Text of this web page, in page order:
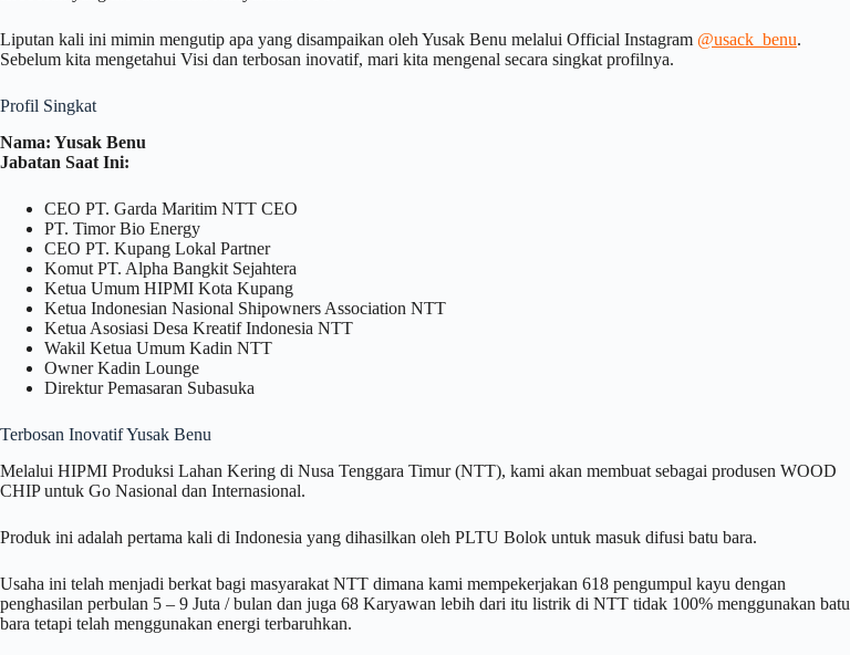
Liputan kali ini mimin mengutip apa yang disampaikan oleh Yusak Benu melalui Official Instagram @usack_benu.
Sebelum kita mengetahui Visi dan terbosan inovatif, mari kita mengenal secara singkat profilnya.
Profil Singkat
Nama: Yusak Benu
Jabatan Saat Ini:
CEO PT. Garda Maritim NTT CEO
PT. Timor Bio Energy
CEO PT. Kupang Lokal Partner
Komut PT. Alpha Bangkit Sejahtera
Ketua Umum HIPMI Kota Kupang
Ketua Indonesian Nasional Shipowners Association NTT
Ketua Asosiasi Desa Kreatif Indonesia NTT
Wakil Ketua Umum Kadin NTT
Owner Kadin Lounge
Direktur Pemasaran Subasuka
Terbosan Inovatif Yusak Benu
Melalui HIPMI Produksi Lahan Kering di Nusa Tenggara Timur (NTT), kami akan membuat sebagai produsen WOOD
CHIP untuk Go Nasional dan Internasional.
Produk ini adalah pertama kali di Indonesia yang dihasilkan oleh PLTU Bolok untuk masuk difusi batu bara.
Usaha ini telah menjadi berkat bagi masyarakat NTT dimana kami mempekerjakan 618 pengumpul kayu dengan
penghasilan perbulan 5 – 9 Juta / bulan dan juga 68 Karyawan lebih dari itu listrik di NTT tidak 100% menggunakan batu
bara tetapi telah menggunakan energi terbaruhkan.